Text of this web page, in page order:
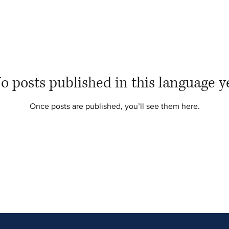
posts published in this language
Once posts are published, you’ll see them here.